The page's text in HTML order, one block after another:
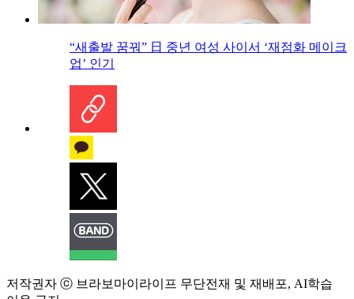
“새출발 꿈꿔” 日 중년 여성 사이서 ‘재점화 메이크
업’ 인기
저작권자 ⓒ 브라보마이라이프 무단전재 및 재배포, AI학습